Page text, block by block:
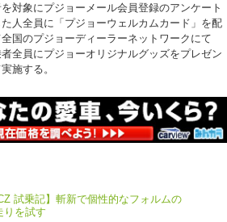
対象にプジョーメール会員登録のアンケート
人全員に「プジョーウェルカムカード」を配
国のプジョーディーラーネットワークにて
者全員にプジョーオリジナルグッズをプレゼン
施する。
試乗記】斬新で個性的なフォルムの
りを試す